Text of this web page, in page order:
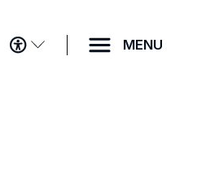
MENU
DOSTĘPNOŚCI
MENU